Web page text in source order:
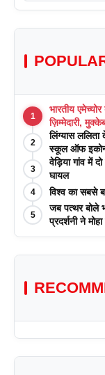
1
भारतीय
ज़िम्मेदारी,
2
लिंग्यास
स्कूल ऑफ
पत्रिकाओं में
आयोजन किया
3
वेड़िया गांव में
घायल
4 विश्व का सबसे
5
जब पत्थर बोले
प्रदर्शनी ने